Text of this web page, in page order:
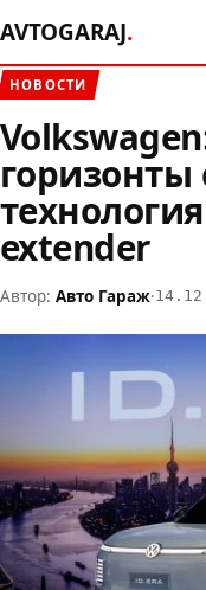
AVTOGARAJ.
НОВОСТИ
extender
Автор: Авто Гараж·